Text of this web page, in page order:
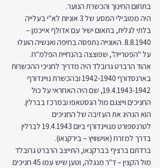
בתחום החינוך והכשרת הנוער.
היה ממובילי המסע של 3 אוניות לא"י בעלייה
בלתי לגלית, בתאום ישיר עם אדולף אייכמן –
8.8.1940. האונייה נתפסה בחיפה ואנשיה הועלו
על "הפטרייה", שפוצצה בהנחיית הפלמ"ח.
אהוד הרברט גרובלד היה מדריך לחניכי ההכשרות
בארנסדורף 1942-1940 ובהכשרת נויינדורף
19.4.1943-1942, שם היה האחראי על כול
החניכים וייצגם מול הגסטאפו ובמרכז בברלין.
הוא הנהיג את העזיבה של החניכים
לטרנספורט מנויינדורף ביום 19.4.1943 לברלין
בדרך למזרח (אוישוויץ – בירקנאו).
ברדתם ברציף בברקנאו, התייצב הרברט גרובלד
מול הקצין – ד"ר מנגלה, וטען שיש עמו 45 חניכים